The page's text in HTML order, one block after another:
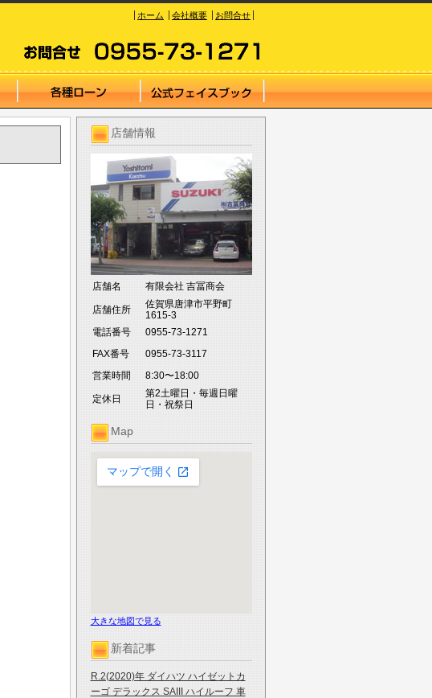
ホーム 会社概要 お問合せ
店舗情報
店舗名 有限会社 吉冨商会
店舗住所
佐賀県唐津市平野町
1615-3
電話番号
0955-73-1271
FAX番号
0955-73-3117
営業時間
8:30〜18:00
定休日
第2土曜日・毎週日曜
日・祝祭日
Map
大きな地図で見る
新着記事
R.2(2020)年 ダイハツ ハイゼットカ
ーゴ デラックス SAIII ハイルーフ 車